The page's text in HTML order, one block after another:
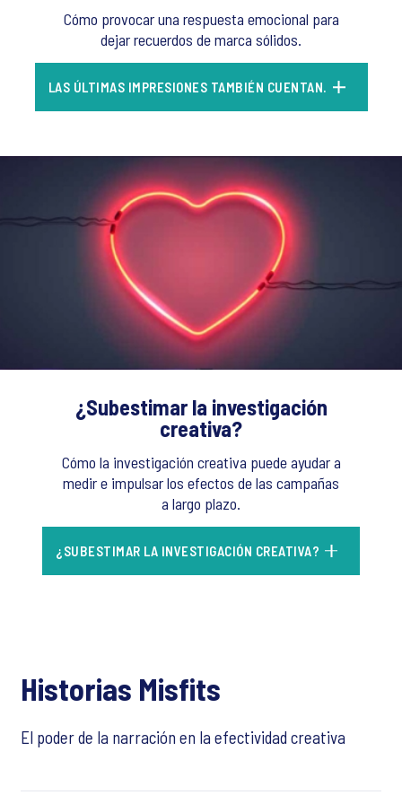
Cómo provocar una respuesta emocional para
dejar recuerdos de marca sólidos.
LAS ÚLTIMAS IMPRESIONES TAMBIÉN CUENTAN.
¿Subestimar la investigación
creativa?
Cómo la investigación creativa puede ayudar a
medir e impulsar los efectos de las campañas
a largo plazo.
¿SUBESTIMAR LA INVESTIGACIÓN CREATIVA?
Historias Misfits
El poder de la narración en la efectividad creativa